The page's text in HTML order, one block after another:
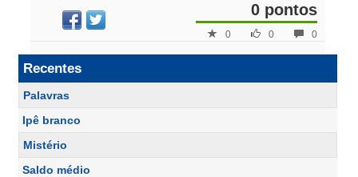
0 pontos
0
0
0
Recentes
Palavras
Ipê branco
Mistério
Saldo médio